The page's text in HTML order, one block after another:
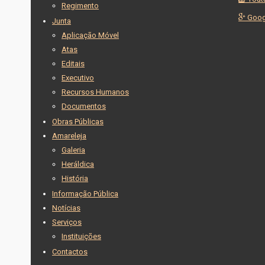
Regimento
Junta
Aplicação Móvel
Atas
Editais
Executivo
Recursos Humanos
Documentos
Obras Públicas
Amareleja
Galeria
Heráldica
História
Informação Pública
Notícias
Serviços
Instituições
Contactos